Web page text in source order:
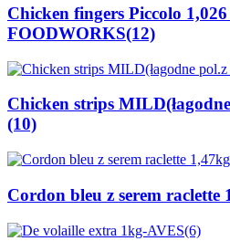
Chicken fingers Piccolo
FOODWORKS(12)
Chicken strips
(10)
Cordon bleu z serem raclette